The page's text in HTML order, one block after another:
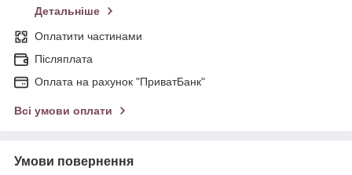
Детальніше
Оплатити частинами
Післяплата
Оплата на рахунок "ПриватБанк"
Всі умови оплати
Умови повернення